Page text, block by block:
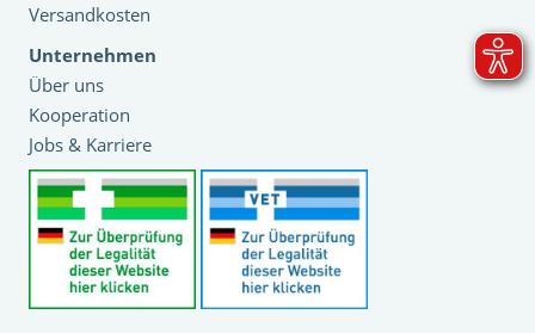
Versandkosten
Unternehmen
Über uns
Kooperation
Jobs & Karriere